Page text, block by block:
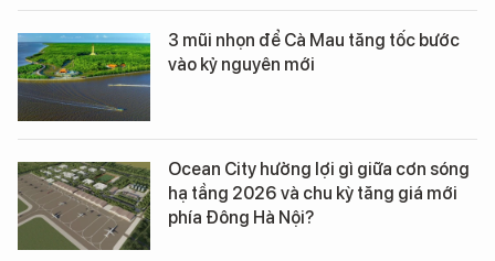
3 mũi nhọn để Cà Mau tăng tốc bước
vào kỷ nguyên mới
Ocean City hưởng lợi gì giữa cơn sóng
hạ tầng 2026 và chu kỳ tăng giá mới
phía Đông Hà Nội?